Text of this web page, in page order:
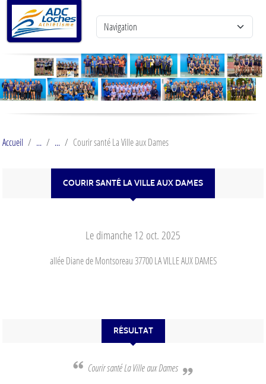
Accueil Courir santé La Ville aux Dames
COURIR SANTÉ LA VILLE AUX DAMES
Le dimanche 12 oct. 2025
allée Diane de Montsoreau 37700 LA VILLE AUX DAMES
RÉSULTAT
Courir santé La Ville aux Dames
Panneau de gestion des cookies